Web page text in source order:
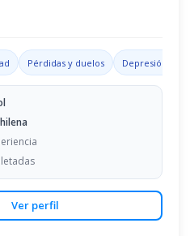
Pérdidas y duelos Depresión
Ver perfil